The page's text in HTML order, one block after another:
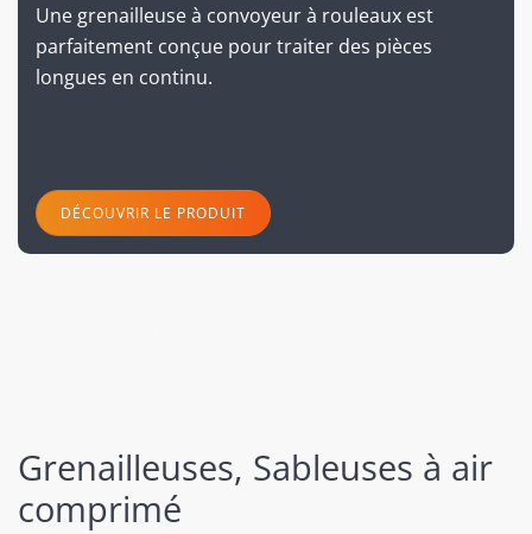
Une grenailleuse à convoyeur à rouleaux est
parfaitement conçue pour traiter des pièces
longues en continu.
DÉCOUVRIR LE PRODUIT
Grenailleuses, Sableuses à air
comprimé